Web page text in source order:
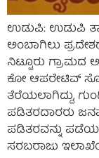
ಉಡುಪಿ: ಉಡುಪಿ
ಅಂಬಾಗಿಲು
ನಿಟ್ಟೂರು ಗ್ರಾಮದ
ಕೋ ಆಪರೇಟಿವ್
ತೆರೆಯಲಾಗಿದ್ದು,
ಪಡಿತರದಾರರು
ಪಡಿತರವನ್ನು
ಸರಬರಾಜು